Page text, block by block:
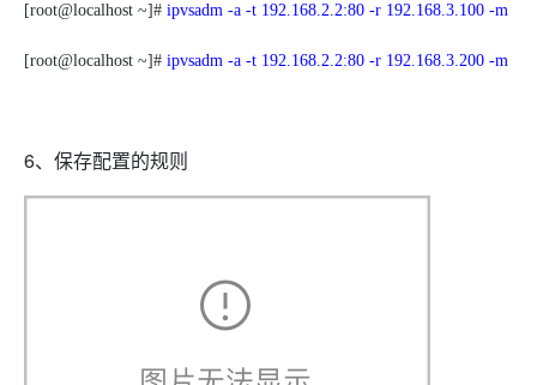
[root@localhost ~]# ipvsadm -a -t 192.168.2.2:80 -r 192.168.3.100 -m
[root@localhost ~]# ipvsadm -a -t 192.168.2.2:80 -r 192.168.3.200 -m
6、保存配置的规则